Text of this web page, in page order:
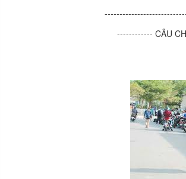
------------ CÂU